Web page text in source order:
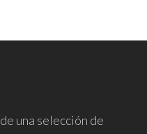
una selección de